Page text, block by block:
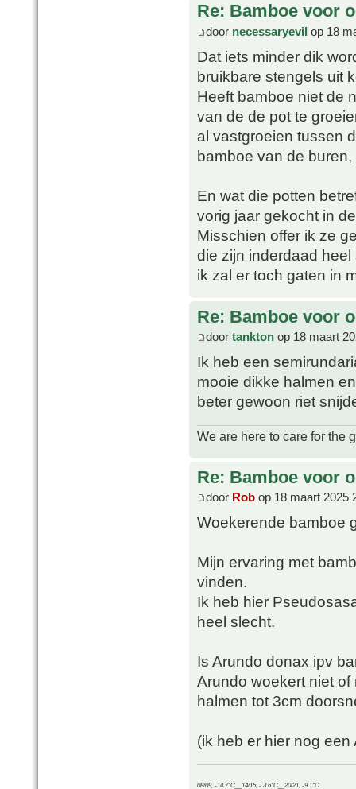
Re: Bamboe voor
door necessaryevil op 18
Dat iets minder dik
bruikbare stengels uit
Heeft bamboe niet de
van de de pot te
al vastgroeien tussen
bamboe van de
En wat die potten
vorig jaar gekocht in
Misschien offer ik ze
die zijn inderdaad
ik zal er toch gaten in
Re: Bamboe voor
door tankton op 18 maart
Ik heb een
mooie dikke halmen
beter gewoon riet
We are here to care for the
Re: Bamboe voor
door Rob op 18 maart 2025
Woekerende bamboe
Mijn ervaring met
vinden.
Ik heb hier
heel slecht.
Is Arundo donax ipv
Arundo woekert niet
halmen tot 3cm
(ik heb er hier nog
08/09, -14.7°C__14/15, - 3.6°C__20/21, -9.1°C